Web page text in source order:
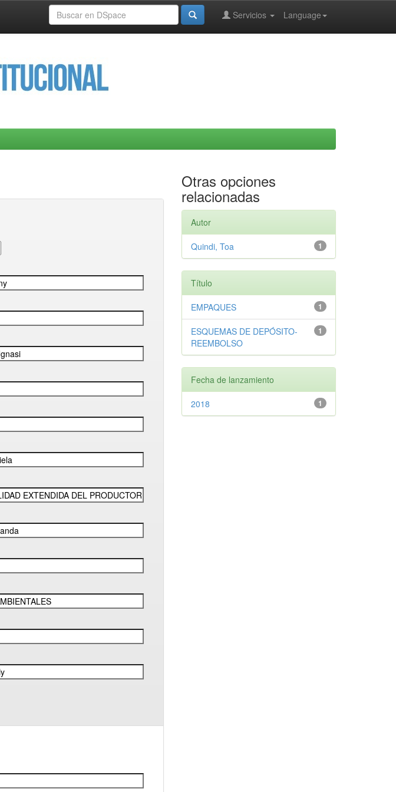
Language
Servicios
Otras opciones
relacionadas
Autor
1
Quindi, Toa
Título
1
EMPAQUES
1
ESQUEMAS DE DEPÓSITO-
REEMBOLSO
Fecha de lanzamiento
1
2018